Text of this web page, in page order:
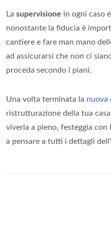
La supervisione in ogni caso
nonostante la fiducia è
cantiere e fare man mano
ad assicurarsi che non ci
proceda secondo i piani.
Una volta terminata la nuova
ristrutturazione della tua
viverla a pieno, festeggia
a pensare a tutti i dettagli dell'